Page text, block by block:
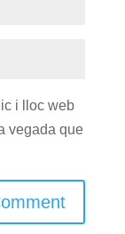
i lloc web
vegada que